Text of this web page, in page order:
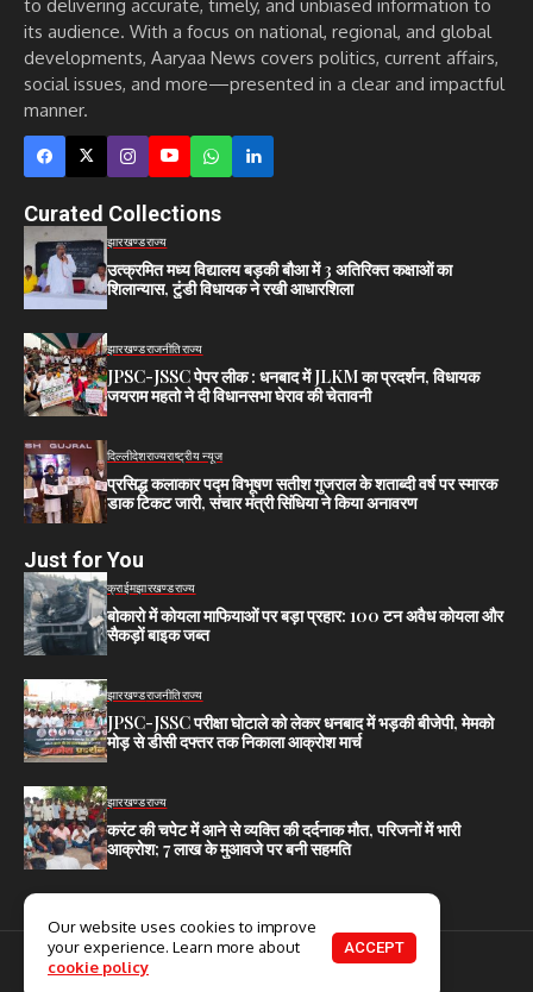
to delivering accurate, timely, and unbiased information to
its audience. With a focus on national, regional, and global
developments, Aaryaa News covers politics, current affairs,
social issues, and more—presented in a clear and impactful
manner.
Curated Collections
झारखण्डराज्य
उत्क्रमित मध्य विद्यालय बड़की बौआ में 3 अतिरिक्त कक्षाओं का
शिलान्यास, टुंडी विधायक ने रखी आधारशिला
झारखण्डराजनीतिराज्य
JPSC-JSSC पेपर लीक : धनबाद में JLKM का प्रदर्शन, विधायक
जयराम महतो ने दी विधानसभा घेराव की चेतावनी
दिल्लीदेशराज्यराष्ट्रीय न्यूज
प्रसिद्ध कलाकार पद्म विभूषण सतीश गुजराल के शताब्दी वर्ष पर स्मारक
डाक टिकट जारी, संचार मंत्री सिंधिया ने किया अनावरण
Just for You
क्राईमझारखण्डराज्य
बोकारो में कोयला माफियाओं पर बड़ा प्रहार: 100 टन अवैध कोयला और
सैकड़ों बाइक जब्त
झारखण्डराजनीतिराज्य
JPSC-JSSC परीक्षा घोटाले को लेकर धनबाद में भड़की बीजेपी, मेमको
मोड़ से डीसी दफ्तर तक निकाला आक्रोश मार्च
झारखण्डराज्य
करंट की चपेट में आने से व्यक्ति की दर्दनाक मौत, परिजनों में भारी
आक्रोश; 7 लाख के मुआवजे पर बनी सहमति
© 2025. All Rights Reserved.
Our website uses cookies to improve
your experience. Learn more about
cookie policy
ACCEPT